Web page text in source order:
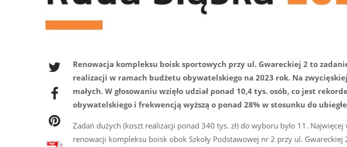
Renowacja kompleksu boisk sportowych przy ul. Gwareckiej 2 to
realizacji w ramach budżetu obywatelskiego na 2023 rok. Na
małych. W głosowaniu wzięło udział ponad 10,4 tys. osób, co jest
obywatelskiego i frekwencją wyższą o ponad 28% w stosunku do
Zadań dużych (koszt realizacji ponad 340 tys. zł) do wyboru było 11. Najwięcej
renowacji kompleksu boisk obok Szkoły Podstawowej nr 2 przy ul. Gwareckiej